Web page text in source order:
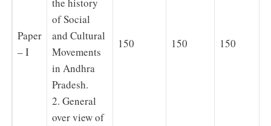
Paper
– I
the history
of Social
and Cultural
Movements
in Andhra
Pradesh.
2. General
over view of
150 150 150